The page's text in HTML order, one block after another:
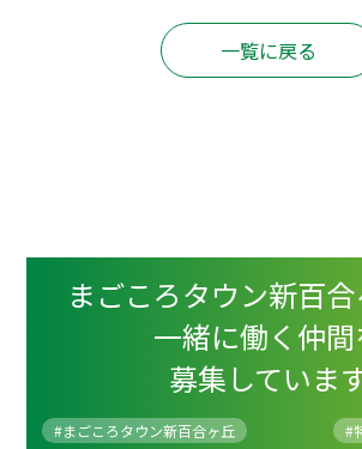
一覧に戻る
まごころタウン新百
一緒に働く仲間
募集していま
#まごころタウン新百合ヶ丘 #